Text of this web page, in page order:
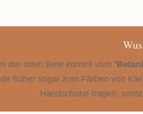
der roten Bete kommt vom "
früher sogar zum Färben von
Handschuhe tragen,